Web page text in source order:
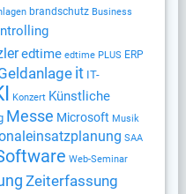
brandschutz Business
edtime edtime PLUS ERP
it IT-
Konzert Künstliche
Messe Microsoft Musik
SAA
Web-Seminar
Zeiterfassung